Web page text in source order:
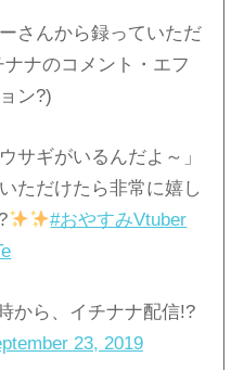
さんから録っていただ
ナのコメント・エフ
ン?)
サギがいるんだよ～」
ただけたら非常に嬉し
#おやすみVtuber
から、イチナナ配信!?
23, 2019